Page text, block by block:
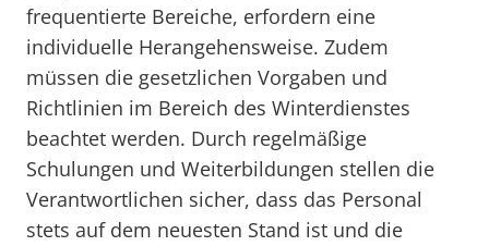
frequentierte Bereiche, erfordern eine
individuelle Herangehensweise. Zudem
müssen die gesetzlichen Vorgaben und
Richtlinien im Bereich des Winterdienstes
beachtet werden. Durch regelmäßige
Schulungen und Weiterbildungen stellen die
Verantwortlichen sicher, dass das Personal
stets auf dem neuesten Stand ist und die